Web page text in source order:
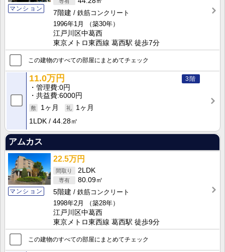
マンション
7階建
鉄筋コンクリート
1996年1月
（築30年）
江戸川区中葛西
東京メトロ東西線 葛西駅 徒歩7分
この建物のすべての部屋にまとめてチェック
3階
11.0万円
管理費 0円
共益費 6000円
1ヶ月
1ヶ月
1LDK
44.28㎡
アムカス
マンション
22.5万円
2LDK
80.09㎡
5階建
鉄筋コンクリート
1998年2月
（築28年）
江戸川区中葛西
東京メトロ東西線 葛西駅 徒歩9分
この建物のすべての部屋にまとめてチェック